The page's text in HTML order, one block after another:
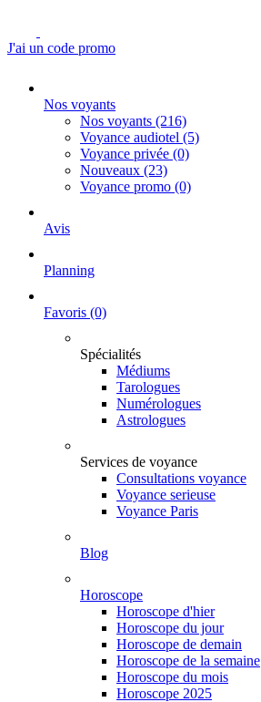
J'ai un code promo
Nos voyants
Nos voyants (216)
Voyance audiotel (5)
Voyance privée (0)
Nouveaux (23)
Voyance promo (0)
Avis
Planning
Favoris (0)
Spécialités
Médiums
Tarologues
Numérologues
Astrologues
Services de voyance
Consultations voyance
Voyance serieuse
Voyance Paris
Blog
Horoscope
Horoscope d'hier
Horoscope du jour
Horoscope de demain
Horoscope de la semaine
Horoscope du mois
Horoscope 2025